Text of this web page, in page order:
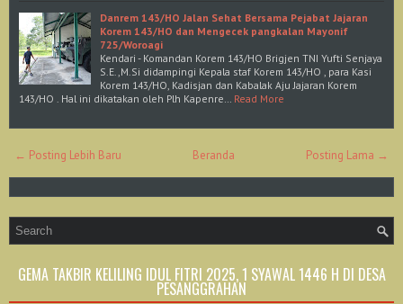
Danrem 143/HO Jalan Sehat Bersama Pejabat Jajaran
Korem 143/HO dan Mengecek pangkalan Mayonif
725/Woroagi
Kendari - Komandan Korem 143/HO Brigjen TNI Yufti Senjaya
S.E.,M.Si didampingi Kepala staf Korem 143/HO , para Kasi
Korem 143/HO, Kadisjan dan Kabalak Aju Jajaran Korem
143/HO . Hal ini dikatakan oleh Plh Kapenre…
Read More
← Posting Lebih Baru Posting Lama →
Beranda
GEMA TAKBIR KELILING IDUL FITRI 2025, 1 SYAWAL 1446 H DI DESA
PESANGGRAHAN